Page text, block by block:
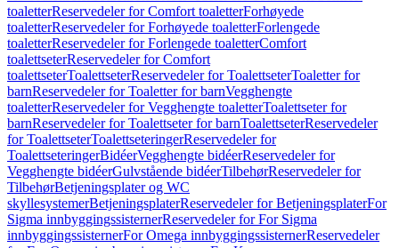
toaletterReservedeler for Comfort toaletterForhøyede
toaletterReservedeler for Forhøyede toaletterForlengede
toaletterReservedeler for Forlengede toaletterComfort
toalettseterReservedeler for Comfort
toalettseterToalettseterReservedeler for ToalettseterToaletter for
barnReservedeler for Toaletter for barnVegghengte
toaletterReservedeler for Vegghengte toaletterToalettseter for
barnReservedeler for Toalettseter for barnToalettseterReservedeler
for ToalettseterToalettseteringerReservedeler for
ToalettseteringerBidéerVegghengte bidéerReservedeler for
Vegghengte bidéerGulvstående bidéerTilbehørReservedeler for
TilbehørBetjeningsplater og WC
skyllesystemerBetjeningsplaterReservedeler for BetjeningsplaterFor
Sigma innbyggingssisternerReservedeler for For Sigma
innbyggingssisternerFor Omega innbyggingssisternerReservedeler